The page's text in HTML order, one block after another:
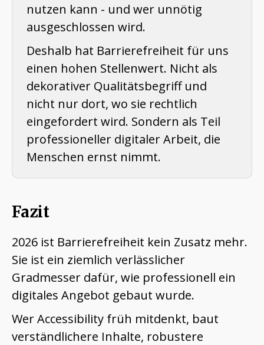
nutzen kann - und wer unnötig
ausgeschlossen wird.
Deshalb hat Barrierefreiheit für uns
einen hohen Stellenwert. Nicht als
dekorativer Qualitätsbegriff und
nicht nur dort, wo sie rechtlich
eingefordert wird. Sondern als Teil
professioneller digitaler Arbeit, die
Menschen ernst nimmt.
Fazit
2026 ist Barrierefreiheit kein Zusatz mehr.
Sie ist ein ziemlich verlässlicher
Gradmesser dafür, wie professionell ein
digitales Angebot gebaut wurde.
Wer Accessibility früh mitdenkt, baut
verständlichere Inhalte, robustere